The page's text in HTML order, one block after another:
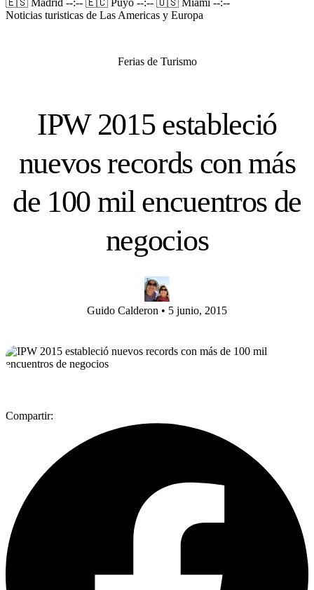
🇪🇸 Madrid --:-- 🇪🇨 Puyo --:-- 🇺🇸 Miami --:--
Noticias turisticas de Las Americas y Europa
Ferias de Turismo
IPW 2015 estableció
nuevos records con más
de 100 mil encuentros de
negocios
Guido Calderon • 5 junio, 2015
Compartir: